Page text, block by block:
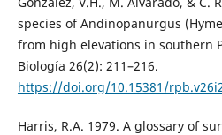
species of Andinopanurgus
from high elevations in southern
Biología 26(2): 211–216.
https://doi.org/10.15381/
Harris, R.A. 1979. A glossary of